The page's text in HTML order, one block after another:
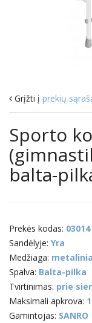
Grįžti į prekių
Sporto
balta-
Prekės kodas: 03014
Sandėlyje: Yra
Medžiaga:
Spalva: Balta-pilka
Tvirtinimas: prie
Maksimali apkrova:
Gamintojas: SANRO